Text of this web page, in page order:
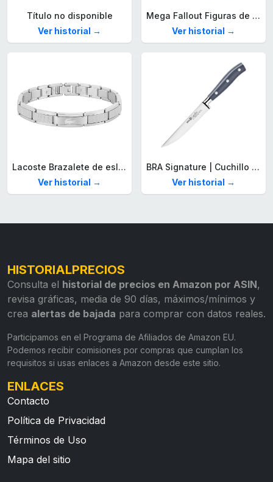
Título no disponible
Ver historial →
Mega Fallout Figuras de acción y Juguetes de construcción, Parada de Camiones Red Rocket con 824 Piezas, 2 Personajes articulados y Accesorios, para coleccionistas, HXT00
Ver historial →
Lacoste Brazalete de eslabón para Hombre Colección STENCIL de Acero inoxidable
Ver historial →
BRA Signature | Cuchillo tomatero 120 mm, Acero Inoxidable alemán forjado con Molibdeno Vanadio, Mango Remachado ABS, Diseño Ergonómico, Hoja 1,6 mm espesor
Ver historial →
HISTORIALPRECIOS
Consulta el historial de precios en Amazon por ASIN,
revisa gráficas, media de 90 días, máximos/mínimos y
crea alertas de bajada para comprar con datos reales.
Participamos en el Programa de Afiliados de Amazon EU.
Podemos recibir comisiones por compras que cumplan los
requisitos si usas enlaces a Amazon desde este sitio.
ENLACES
Contacto
Política de Privacidad
Términos de Uso
Mapa del sitio